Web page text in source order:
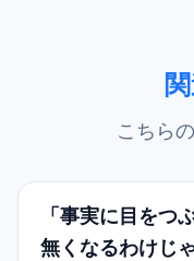
こちら
「事実に目をつ
無くなるわけじ